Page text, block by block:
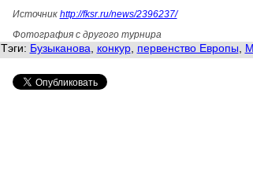
Источник http://fksr.ru/news/2396237/
Фотография с другого турнира
Тэги: Бузыканова конкур, первенство Европы